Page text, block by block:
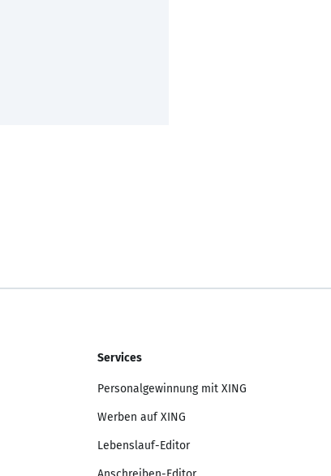
Services
Personalgewinnung mit XING
Werben auf XING
Lebenslauf-Editor